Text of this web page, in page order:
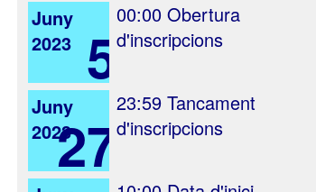
Juny
2023
5
00:00 Obertura
d'inscripcions
Juny
202327
23:59 Tancament
d'inscripcions